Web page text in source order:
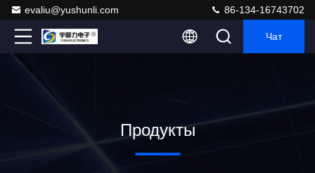
evaliu@yushunli.com 86-134-16743702
Чат
Продукты